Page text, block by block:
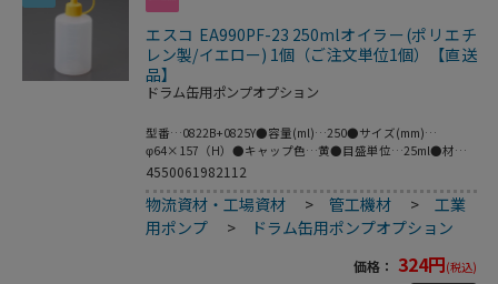
エスコ EA990PF-23 250mlオイラー(ポリエチ
レン製/イエロー) 1個（ご注文単位1個）【直送
品】
ドラム缶用ポンプオプション
型番…0822B+0825Y●容量(ml)…250●サイズ(mm)…
φ64×157（H）●キャップ色…黄●目盛単位…25ml●材
質…ポリエチレン●ノズル長…55mm●内径…15mm●ノズ
い、ノズルキャップ付●目盛付●梱包サイ
ズ:62×63×155●梱包重量28g
4550061982112
物流資材・工場資材 >管工機材 > 工業
用ポンプ
> ドラム缶用ポンプオプション
価格： 324円(税込)